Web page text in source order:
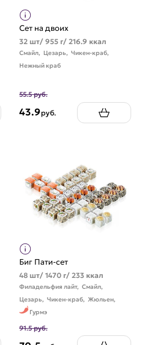
Сет на двоих
32 шт/ 955 г/ 216.9 ккал
Смайл, Цезарь, Чикен-краб,
Нежный краб
55.5 руб.
43.9руб.
Биг Пати-сет
48 шт/ 1470 г/ 233 ккал
Филадельфия лайт, Смайл,
Цезарь, Чикен-краб, Жюльен,
Гурмэ
91.5 руб.